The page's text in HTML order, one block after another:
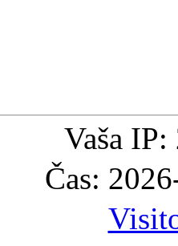
Vaša
Čas: